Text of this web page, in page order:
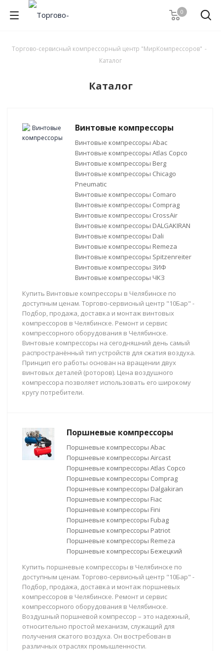
0
Торгово-сервисный компрессорный центр "МирКомпрессоров" -
Каталог
Каталог
Винтовые компрессоры
Винтовые компрессоры Abac
Винтовые компрессоры Atlas Copco
Винтовые компрессоры Berg
Винтовые компрессоры Chicago
Pneumatic
Винтовые компрессоры Comaro
Винтовые компрессоры Comprag
Винтовые компрессоры CrossAir
Винтовые компрессоры DALGAKIRAN
Винтовые компрессоры Dali
Винтовые компрессоры Remeza
Винтовые компрессоры Spitzenreiter
Винтовые компрессоры ЗИФ
Винтовые компрессоры ЧКЗ
Купить Винтовые компрессоры в Челябинске по
доступным ценам. Торгово-сервисный центр "10Бар" -
Подбор, продажа, доставка и монтаж винтовых
компрессоров в Челябинске. Ремонт и сервис
компрессорного оборудования в Челябинске.
Винтовые компрессоры на сегодняшний день самый
распространённый тип устройств для сжатия воздуха.
Принцип его работы основан на вращении двух
винтовых деталей (роторов). Цена воздушного
компрессора позволяет использовать его широкому
кругу потребители.
Поршневые компрессоры
Поршневые компрессоры Abac
Поршневые компрессоры Aircast
Поршневые компрессоры Atlas Copco
Поршневые компрессоры Comprag
Поршневые компрессоры Dalgakiran
Поршневые компрессоры Fiac
Поршневые компрессоры Fini
Поршневые компрессоры Fubag
Поршневые компрессоры Patriot
Поршневые компрессоры Remeza
Поршневые компрессоры Бежецкий
Купить поршневые компрессоры в Челябинске по
доступным ценам. Торгово-сервисный центр "10Бар" -
Подбор, продажа, доставка и монтаж поршневых
компрессоров в Челябинске. Ремонт и сервис
компрессорного оборудования в Челябинске.
Воздушный поршневой компрессор – это надежный,
относительно простой механизм, служащий для
получения сжатого воздуха. Он востребован в
различных отраслях промышленности.